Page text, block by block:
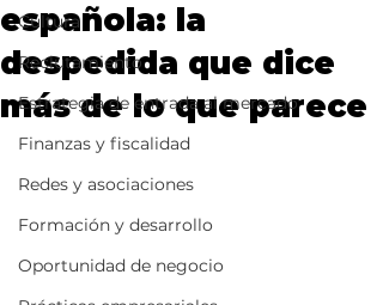
Cultura
Reclutamiento
Estrategia de entrada al mercado
Finanzas y fiscalidad
Redes y asociaciones
Formación y desarrollo
Oportunidad de negocio
española: la
despedida que dice
más de lo que parece